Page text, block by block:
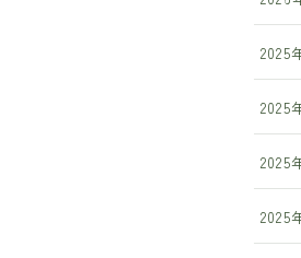
2025
2025
2025
2025